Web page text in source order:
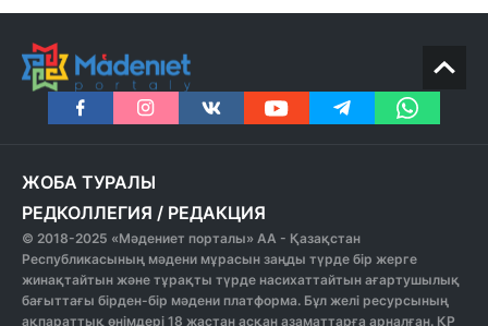
ЖОБА ТУРАЛЫ
РЕДКОЛЛЕГИЯ / РЕДАКЦИЯ
© 2018-2025 «Мәдениет порталы» АА - Қазақстан
Республикасының мәдени мұрасын заңды түрде бір жерге
жинақтайтын және тұрақты түрде насихаттайтын ағартушылық
бағыттағы бірден-бір мәдени платформа. Бұл желі ресурсының
ақпараттық өнімдері 18 жастан асқан азаматтарға арналған. ҚР